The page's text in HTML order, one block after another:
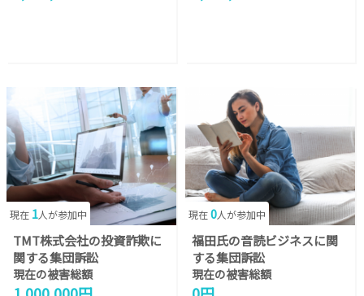
現在 1人が参加中
TMT株式会社の投資詐欺に
関する集団訴訟
現在の被害総額
現在0人が参加中
福田氏の音読ビジネスに関
する集団訴訟
現在の被害総額